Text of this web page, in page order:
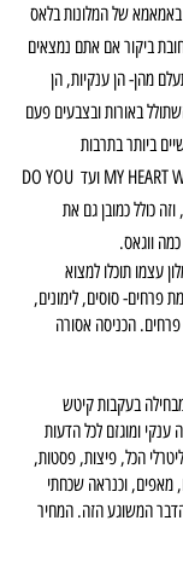
של המלונות בלאס
ביקור אם אתם נמצאים
מהן- הן ענקיות, הן
באורות ובצבעים פעם
ביותר בתרבות
האמריקאית- החל מMY HEART WILL GO ON ועד DO YOU
BELIEVE AT LOVE AFTER LIFE, וזה כולל כמובן גם את
ווגאס.
עצמו תוכלו למצוא
פרחים- סוסים, לימונים,
הכניסה אסורה
בעקבות קיטש
ענקי ומוגזם לכל הדעות
הכל, פיצות, פסטות,
מאפים, וכנראה שכחתי
המשוגע הזה. המחיר